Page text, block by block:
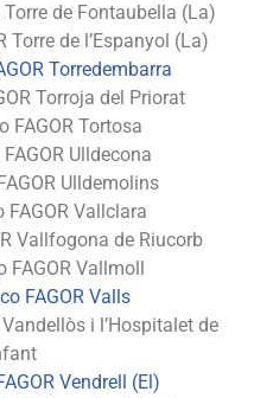
de Fontaubella (La)
Torre de l’Espanyol (La)
Torredembarra
Torroja del Priorat
FAGOR Tortosa
Ulldecona
Ulldemolins
Vallclara
Vallfogona de Riucorb
Vallmoll
FAGOR Valls
i l’Hospitalet de
Vendrell (El)